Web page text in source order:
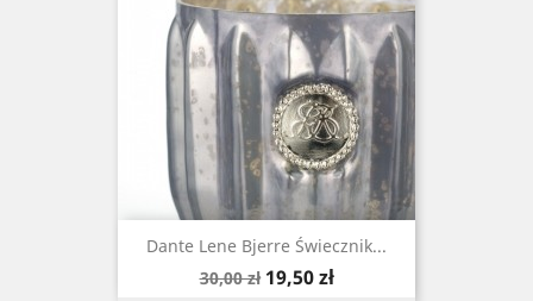
Dante Lene Bjerre Świecznik...
Cena
30,00 zł Cena
19,50 zł